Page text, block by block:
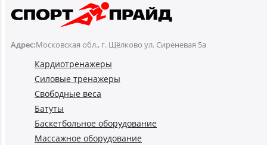
Адрес:Московская обл., г. Щёлково ул. Сиреневая 5а
Кардиотренажеры
Силовые тренажеры
Свободные веса
Батуты
Баскетбольное оборудование
Массажное оборудование